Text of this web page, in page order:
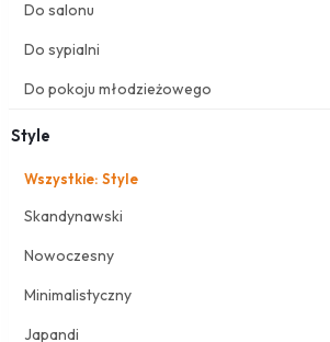
Do salonu
Do sypialni
Do pokoju młodzieżowego
Style
Wszystkie: Style
Skandynawski
Nowoczesny
Minimalistyczny
Japandi